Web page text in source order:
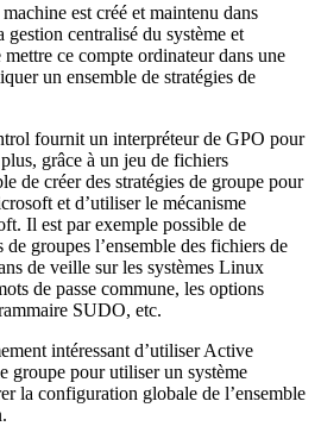
est créé et maintenu dans
gestion centralisé du système et
ce compte ordinateur dans une
un ensemble de stratégies de
fournit un interpréteur de GPO pour
grâce à un jeu de fichiers
de créer des stratégies de groupe pour
et d’utiliser le mécanisme
Il est par exemple possible de
de groupes l’ensemble des fichiers de
de veille sur les systèmes Linux
de passe commune, les options
SUDO, etc.
intéressant d’utiliser Active
groupe pour utiliser un système
la configuration globale de l’ensemble